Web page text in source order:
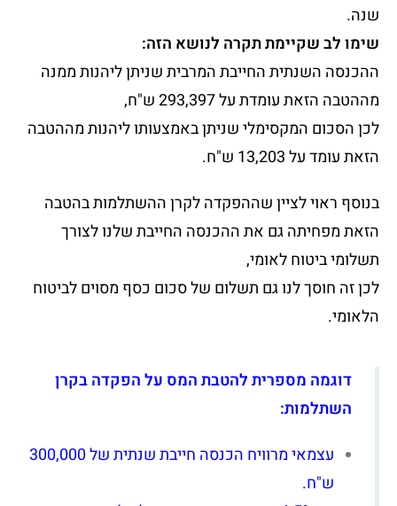
שנה.
שימו לב שקיימת תקרה לנושא הזה:
ההכנסה השנתית החייבת המרבית שניתן ליהנות ממנה
מההטבה הזאת עומדת על 293,397 ש"ח,
לכן הסכום המקסימלי שניתן באמצעותו ליהנות מההטבה
הזאת עומד על 13,203 ש"ח.
בנוסף ראוי לציין שההפקדה לקרן ההשתלמות בהטבה
הזאת מפחיתה גם את ההכנסה החייבת שלנו לצורך
תשלומי ביטוח לאומי,
לכן זה חוסך לנו גם תשלום של סכום כסף מסוים לביטוח
הלאומי.
דוגמה מספרית להטבת המס על הפקדה בקרן
השתלמות:
עצמאי מרוויח הכנסה חייבת שנתית של 300,000
ש"ח.